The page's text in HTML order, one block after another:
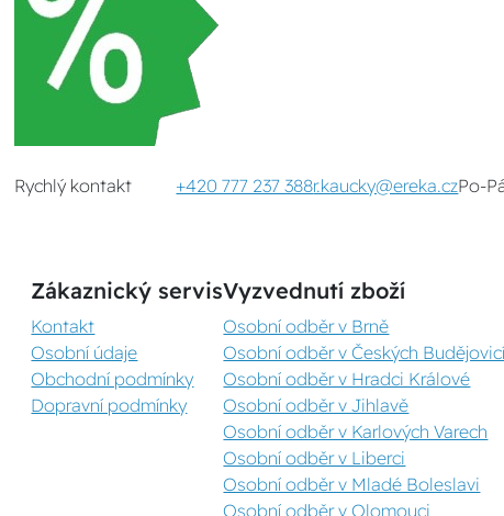
Rychlý kontakt +420 777 237 388r.kaucky@ereka.czPo-
Zákaznický servis
Kontakt
Osobní údaje
Obchodní podmínky
Dopravní podmínky
Vyzvednutí zboží
Osobní odběr v Brně
Osobní odběr v Českých
Osobní odběr v Hradci Králové
Osobní odběr v Jihlavě
Osobní odběr v Karlových Varech
Osobní odběr v Liberci
Osobní odběr v Mladé Boleslavi
Osobní odběr v Olomouci